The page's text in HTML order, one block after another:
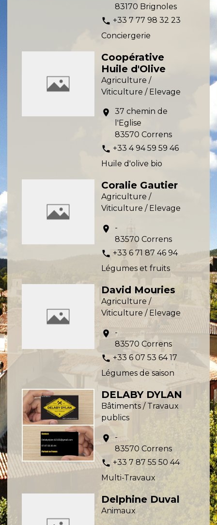
83170 Brignoles
phone +33 7 77 98 32 23
Conciergerie
Coopérative
Huile d'Olive
Agriculture /
Viticulture / Elevage
location_on
37 chemin de
l'Eglise
83570 Correns
phone +33 4 94 59 59 46
Huile d'olive bio
Coralie Gautier
Agriculture /
Viticulture / Elevage
location_on
-
83570 Correns
phone +33 6 71 87 46 94
Légumes et fruits
David Mouries
Agriculture /
Viticulture / Elevage
location_on
-
83570 Correns
phone +33 6 07 53 64 17
Légumes de saison
DELABY DYLAN
Bâtiments / Travaux
publics
location_on
-
83570 Correns
phone +33 7 87 55 50 44
Multi-Travaux
Delphine Duval
Animaux